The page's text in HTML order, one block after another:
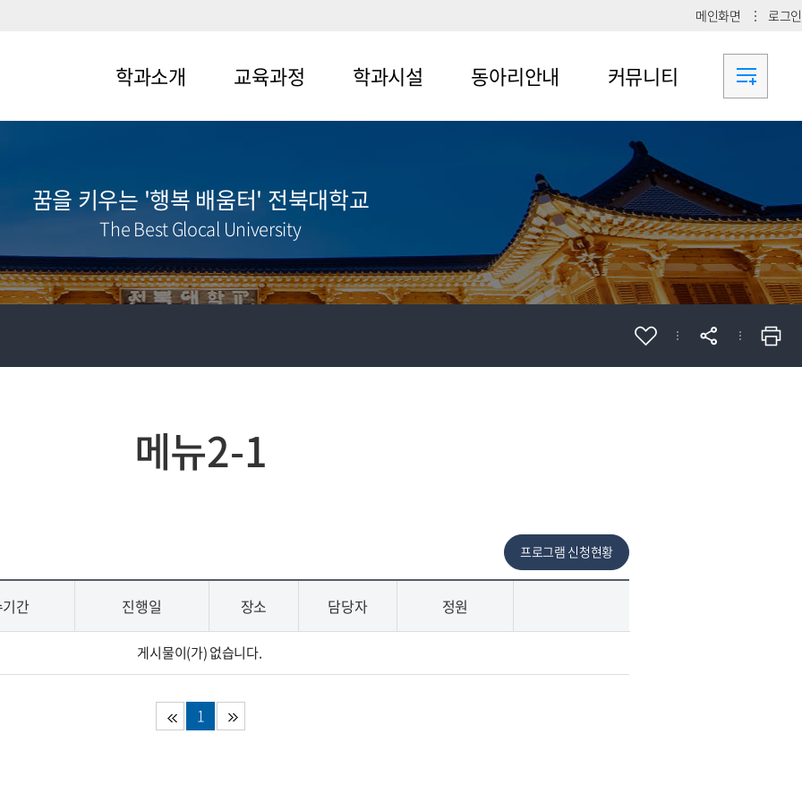
메인화면 로그인
학과소개
메뉴1-2
교육과정
메뉴2-2
학과시설
메뉴3-2
동아리안내 커뮤니티
공지사항
꿈을 키우는 '행복 배움터' 전북대학교
The Best Glocal University
메뉴2-1
프로그램 신청현황
간 진행일 장소 담당자 정원
게시물이(가) 없습니다.
1